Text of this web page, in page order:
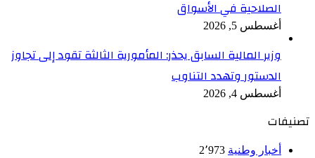
الصلاحية في الأسواق
أغسطس 5, 2026
وزير المالية السابق يحذر: المأمورية الثالثة تقود إلى تجاوز
الدستور وتهدد التناوب
أغسطس 4, 2026
تصنيفات
أخبار وطنية 2٬973